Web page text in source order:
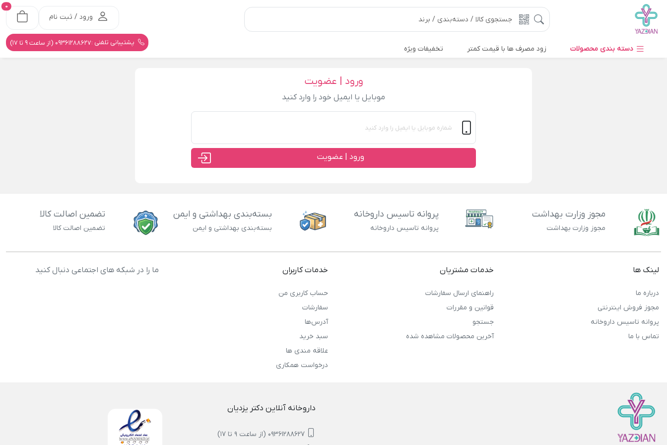
ورود / ثبت نام
0
پشتیبانی تلفنی :09361288627 (از ساعت 9 تا 17)
دسته بندی محصولات زود مصرف ها با قیمت کمتر تخفیفات ویژه
ورود | عضویت
موبایل یا ایمیل خود را وارد کنید
ورود | عضویت
مجوز وزارت بهداشت
مجوز وزارت بهداشت
پروانه تاسیس داروخانه
پروانه تاسیس داروخانه
بسته‌بندی بهداشتی و ایمن
بسته‌بندی بهداشتی و ایمن
تضمین اصالت کالا
تضمین اصالت کالا
لینک ها
درباره ما
مجوز فروش اینترنتی
پروانه تاسیس داروخانه
تماس با ما
خدمات مشتریان
راهنمای ارسال سفارشات
قوانین و مقررات
جستجو
آخرین محصولات مشاهده شده
خدمات کاربران
حساب کاربری من
سفارشات
آدرس‌ها
سبد خرید
علاقه مندی ها
درخواست همکاری
ما را در شبکه های اجتماعی دنبال کنید
داروخانه آنلاین دکتر یزدیان
09361288627 (از ساعت 9 تا 17)